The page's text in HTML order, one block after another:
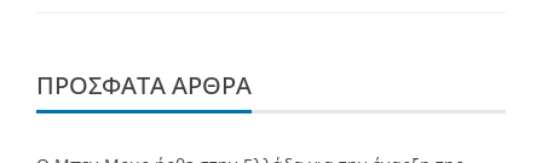
ΠΡΌΣΦΑΤΑ ΆΡΘΡΑ